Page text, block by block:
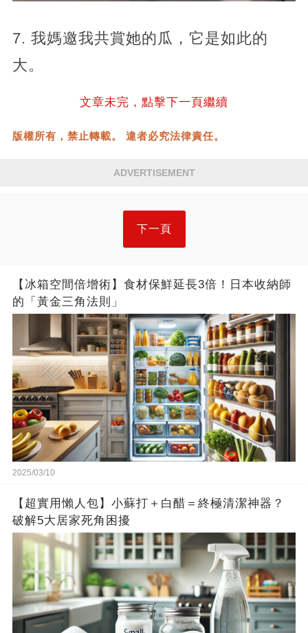
7. 我媽邀我共賞她的瓜，它是如此的
大。
文章未完，點擊下一頁繼續
版權所有，禁止轉載。 違者必究法律責任。
ADVERTISEMENT
下一頁
【冰箱空間倍增術】食材保鮮延長3倍！日本收納師
的「黃金三角法則」
2025/03/10
【超實用懶人包】小蘇打＋白醋＝終極清潔神器？
破解5大居家死角困擾